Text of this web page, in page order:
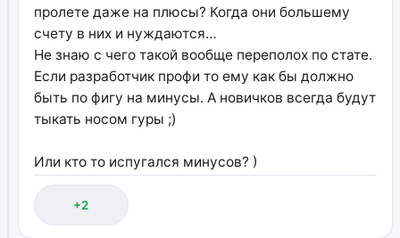
пролете даже на плюсы? Когда они большему
счету в них и нуждаются…
Не знаю с чего такой вообще переполох по стате.
Если разработчик профи то ему как бы должно
быть по фигу на минусы. А новичков всегда будут
тыкать носом гуры ;)
Или кто то испугался минусов? )
+2